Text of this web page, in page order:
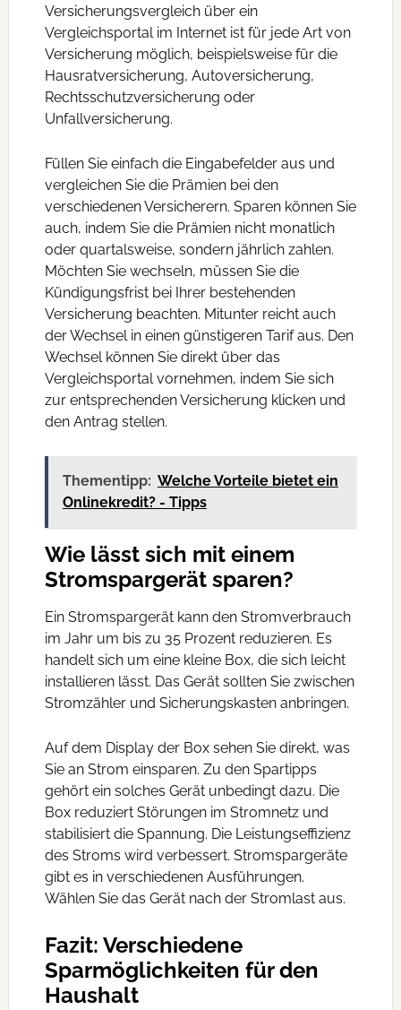
Versicherungsvergleich über ein
Vergleichsportal im Internet ist für jede Art von
Versicherung möglich, beispielsweise für die
Hausratversicherung, Autoversicherung,
Rechtsschutzversicherung oder
Unfallversicherung.
Füllen Sie einfach die Eingabefelder aus und
vergleichen Sie die Prämien bei den
verschiedenen Versicherern. Sparen können Sie
auch, indem Sie die Prämien nicht monatlich
oder quartalsweise, sondern jährlich zahlen.
Möchten Sie wechseln, müssen Sie die
Kündigungsfrist bei Ihrer bestehenden
Versicherung beachten. Mitunter reicht auch
der Wechsel in einen günstigeren Tarif aus. Den
Wechsel können Sie direkt über das
Vergleichsportal vornehmen, indem Sie sich
zur entsprechenden Versicherung klicken und
den Antrag stellen.
Thementipp: Welche Vorteile bietet ein
Onlinekredit? - Tipps
Wie lässt sich mit einem
Stromspargerät sparen?
Ein Stromspargerät kann den Stromverbrauch
im Jahr um bis zu 35 Prozent reduzieren. Es
handelt sich um eine kleine Box, die sich leicht
installieren lässt. Das Gerät sollten Sie zwischen
Stromzähler und Sicherungskasten anbringen.
Auf dem Display der Box sehen Sie direkt, was
Sie an Strom einsparen. Zu den Spartipps
gehört ein solches Gerät unbedingt dazu. Die
Box reduziert Störungen im Stromnetz und
stabilisiert die Spannung. Die Leistungseffizienz
des Stroms wird verbessert. Stromspargeräte
gibt es in verschiedenen Ausführungen.
Wählen Sie das Gerät nach der Stromlast aus.
Fazit: Verschiedene
Sparmöglichkeiten für den
Haushalt